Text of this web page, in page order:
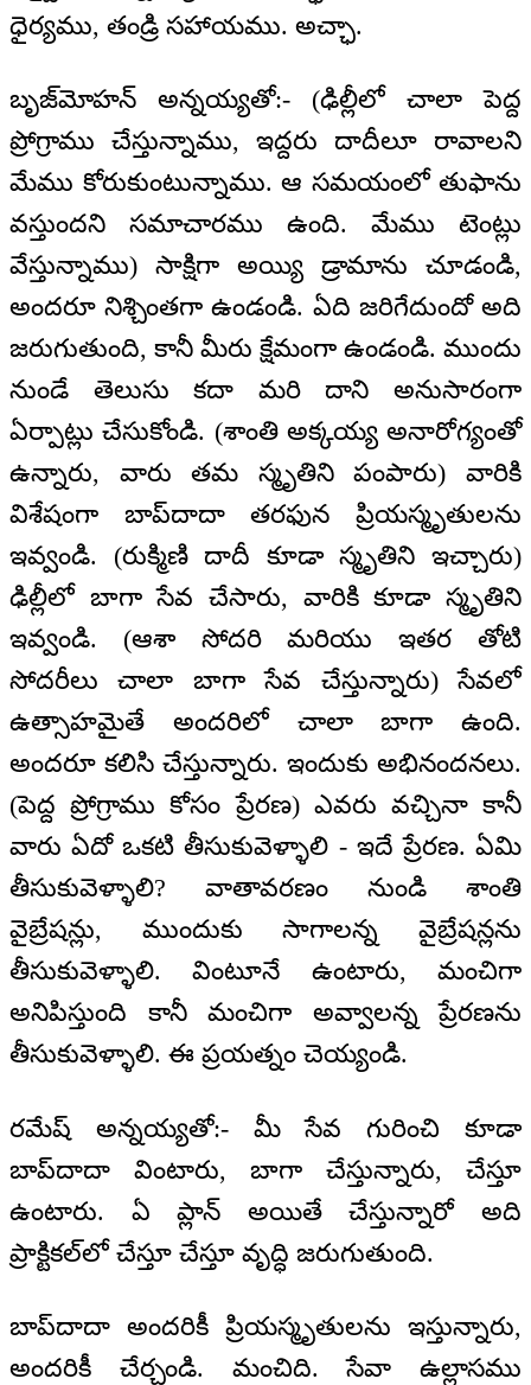
ధైర్యము, తండ్రి సహాయము. అచ్ఛా.
బృజ్‌మోహన్ అన్నయ్యతో:- (ఢిల్లీలో చాలా పెద్ద
ప్రోగ్రాము చేస్తున్నాము, ఇద్దరు దాదీలూ రావాలని
మేము కోరుకుంటున్నాము. ఆ సమయంలో తుఫాను
వస్తుందని సమాచారము ఉంది. మేము టెంట్లు
వేస్తున్నాము) సాక్షిగా అయ్యి డ్రామాను చూడండి,
అందరూ నిశ్చింతగా ఉండండి. ఏది జరిగేదుందో అది
జరుగుతుంది, కానీ మీరు క్షేమంగా ఉండండి. ముందు
నుండే తెలుసు కదా మరి దాని అనుసారంగా
ఏర్పాట్లు చేసుకోండి. (శాంతి అక్కయ్య అనారోగ్యంతో
ఉన్నారు, వారు తమ స్మృతిని పంపారు) వారికి
విశేషంగా బాప్‌దాదా తరఫున ప్రియస్మృతులను
ఇవ్వండి. (రుక్మిణి దాదీ కూడా స్మృతిని ఇచ్చారు)
ఢిల్లీలో బాగా సేవ చేసారు, వారికి కూడా స్మృతిని
ఇవ్వండి. (ఆశా సోదరి మరియు ఇతర తోటి
సోదరీలు చాలా బాగా సేవ చేస్తున్నారు) సేవలో
ఉత్సాహమైతే అందరిలో చాలా బాగా ఉంది.
అందరూ కలిసి చేస్తున్నారు. ఇందుకు అభినందనలు.
(పెద్ద ప్రోగ్రాము కోసం ప్రేరణ) ఎవరు వచ్చినా కానీ
వారు ఏదో ఒకటి తీసుకువెళ్ళాలి - ఇదే ప్రేరణ. ఏమి
తీసుకువెళ్ళాలి? వాతావరణం నుండి శాంతి
వైబ్రేషన్లు, ముందుకు సాగాలన్న వైబ్రేషన్లను
తీసుకువెళ్ళాలి. వింటూనే ఉంటారు, మంచిగా
అనిపిస్తుంది కానీ మంచిగా అవ్వాలన్న ప్రేరణను
తీసుకువెళ్ళాలి. ఈ ప్రయత్నం చెయ్యండి.
రమేష్ అన్నయ్యతో:- మీ సేవ గురించి కూడా
బాప్‌దాదా వింటారు, బాగా చేస్తున్నారు, చేస్తూ
ఉంటారు. ఏ ప్లాన్ అయితే చేస్తున్నారో అది
ప్రాక్టికల్‌లో చేస్తూ చేస్తూ వృద్ధి జరుగుతుంది.
బాప్‌దాదా అందరికీ ప్రియస్మృతులను ఇస్తున్నారు,
అందరికీ చేర్చండి. మంచిది. సేవా ఉల్లాసము